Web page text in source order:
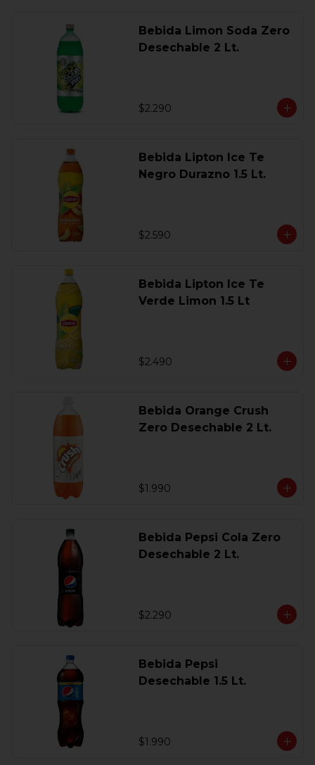
Bebida Limon Soda Zero
Desechable 2 Lt.
$2.290
Bebida Lipton Ice Te
Negro Durazno 1.5 Lt.
$2.590
Bebida Lipton Ice Te
Verde Limon 1.5 Lt
$2.490
Bebida Orange Crush
Zero Desechable 2 Lt.
$1.990
Bebida Pepsi Cola Zero
Desechable 2 Lt.
$2.290
Bebida Pepsi
Desechable 1.5 Lt.
$1.990